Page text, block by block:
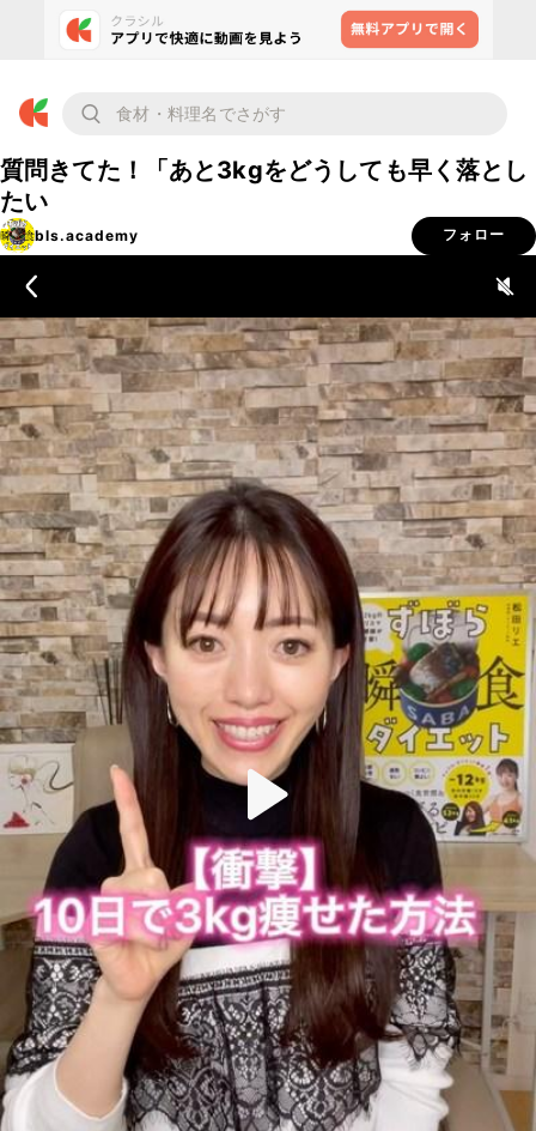
質問きてた！「あと3kgをどうしても早く落とし
たい
bls.academy フォロー